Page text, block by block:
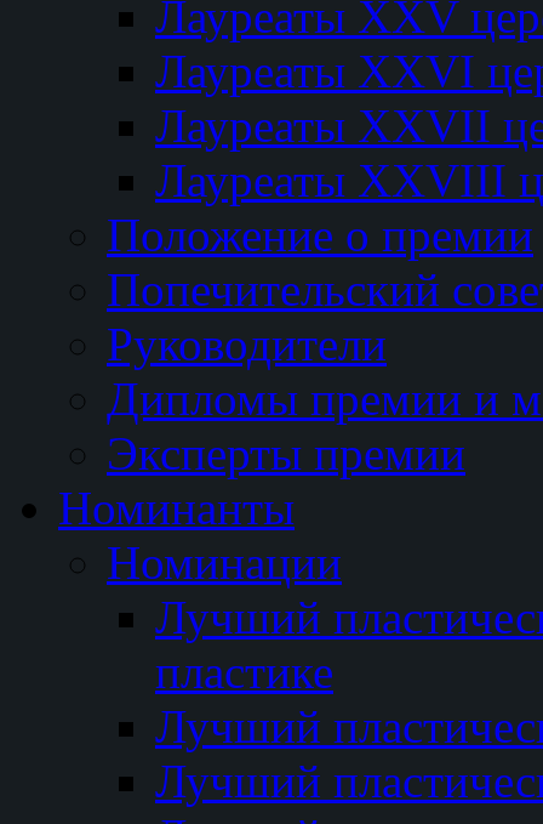
Лауреаты XXV
Лауреаты XXVI
Лауреаты XXVII
Лауреаты XXVIII
Положение о премии
Попечительский
Руководители
Дипломы премии и
Эксперты премии
Номинанты
Номинации
Лучший
пластике
Лучший
Лучший